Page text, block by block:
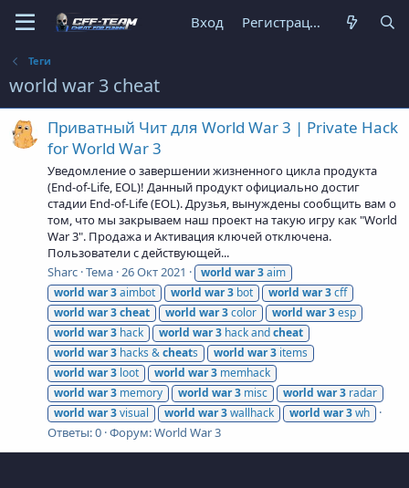
Вход Регистрация
Теги
world war 3 cheat
Приватный Чит для World War 3 | Private Hack
for World War 3
Уведомление о завершении жизненного цикла продукта
(End-of-Life, EOL)! Данный продукт официально достиг
стадии End-of-Life (EOL). Друзья, вынуждены сообщить вам о
том, что мы закрываем наш проект на такую игру как "World
War 3". Продажа и Активация ключей отключена.
Пользователи с действующей...
Sharc Тема 26 Окт 2021 world war3aim
world war3aimbot world war3 bot world war3cff
world war3cheat world war3color world war3esp
world war3 hack world war3 hack andcheat
world war3 hacks &cheats world war3 items
world war3 loot world war3 memhack
world war3 memory world war3 misc world war3 radar
world war3visual world war3wallhack world war3wh
Ответы: 0 Форум:World War 3